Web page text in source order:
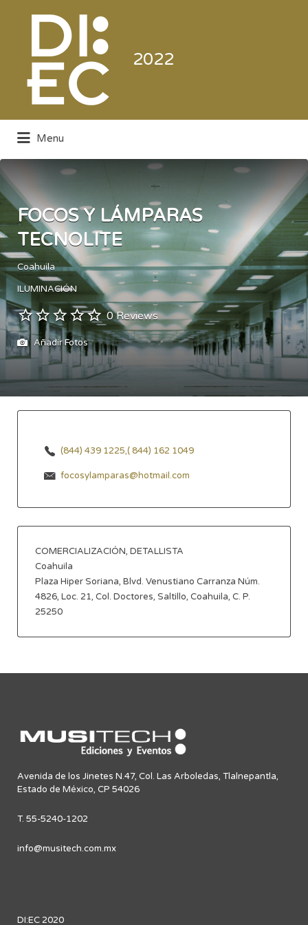
2022
Electrónica de Consumo y Comercial
Buscar
Menu
FOCOS Y LÁMPARAS
TECNOLITE
Coahuila
ILUMINACIÓN
0 Reviews
Añadir Fotos
(844) 439 1225,( 844) 162 1049
focosylamparas@hotmail.com
COMERCIALIZACIÓN, DETALLISTA
Coahuila
Plaza Hiper Soriana, Blvd. Venustiano Carranza Núm.
4826, Loc. 21, Col. Doctores, Saltillo, Coahuila, C. P.
25250
Avenida de los Jinetes N.47, Col. Las Arboledas, Tlalnepantla,
Estado de México, CP 54026
T. 55-5240-1202
info@musitech.com.mx
DI:EC 2020